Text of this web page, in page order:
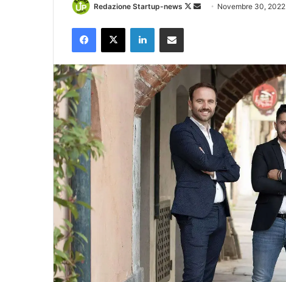
Redazione Startup-news
Follow
Invia Novembre 30, 2022
Facebook
X LinkedInCondividi via Email